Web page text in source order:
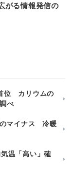
がる情報発信の
位 カリウムの
べ
のマイナス 冷暖
温「高い」確